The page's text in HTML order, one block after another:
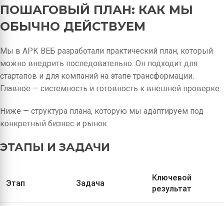
ПОШАГОВЫЙ ПЛАН: КАК МЫ
ОБЫЧНО ДЕЙСТВУЕМ
Мы в АРК ВЕБ разработали практический план, который
можно внедрить последовательно. Он подходит для
стартапов и для компаний на этапе трансформации.
Главное — системность и готовность к внешней проверке.
Ниже — структура плана, которую мы адаптируем под
конкретный бизнес и рынок.
ЭТАПЫ И ЗАДАЧИ
Этап Задача
Ключевой
результат